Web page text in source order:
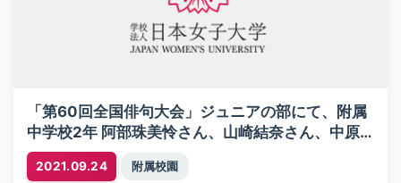
「第60回全国俳句大会」ジュニアの部にて、附属
中学校2年 阿部珠美怜さん、山崎結奈さん、中原
なな子さん、殿川ゆりさん、桜井瑚子さん、松隈
澪々子さんが奨励賞を受賞
2021.09.24 附属校園